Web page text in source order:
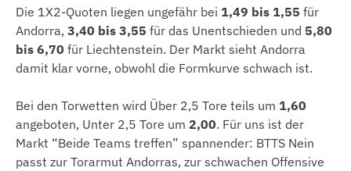
Die 1X2-Quoten liegen ungefähr bei 1,49 bis 1,55 für
Andorra, 3,40 bis 3,55 für das Unentschieden und 5,80
bis 6,70 für Liechtenstein. Der Markt sieht Andorra
damit klar vorne, obwohl die Formkurve schwach ist.
Bei den Torwetten wird Über 2,5 Tore teils um 1,60
angeboten, Unter 2,5 Tore um 2,00. Für uns ist der
Markt “Beide Teams treffen” spannender: BTTS Nein
passt zur Torarmut Andorras, zur schwachen Offensive